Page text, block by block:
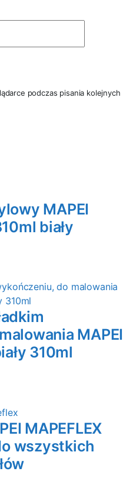
podczas pisania kolejnych
MAPEI
biały
MAPEI
310ml
MAPEFLEX
wszystkich